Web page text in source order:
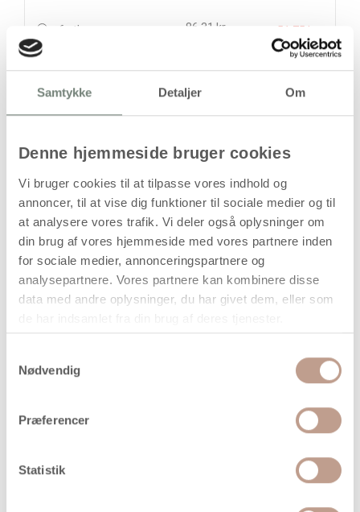
Samtykke Detaljer Om
Denne hjemmeside bruger cookies
Vi bruger cookies til at tilpasse vores indhold og
annoncer, til at vise dig funktioner til sociale medier og til
at analysere vores trafik. Vi deler også oplysninger om
din brug af vores hjemmeside med vores partnere inden
for sociale medier, annonceringspartnere og
analysepartnere. Vores partnere kan kombinere disse
data med andre oplysninger, du har givet dem, eller som
Nødvendig
Præferencer
Statistik
6 stk 86,31 kr. 51,75 kr.
stk
94,94kr.
Leveringsomkostninger
Læg i kurven
Din bestilling er først bindende,
når vi har bekræftet din ordre.
På lager
Levering: 1-3 hverdage
Transparente tempera vandfarver i blokform og med fint
pigmentindhold